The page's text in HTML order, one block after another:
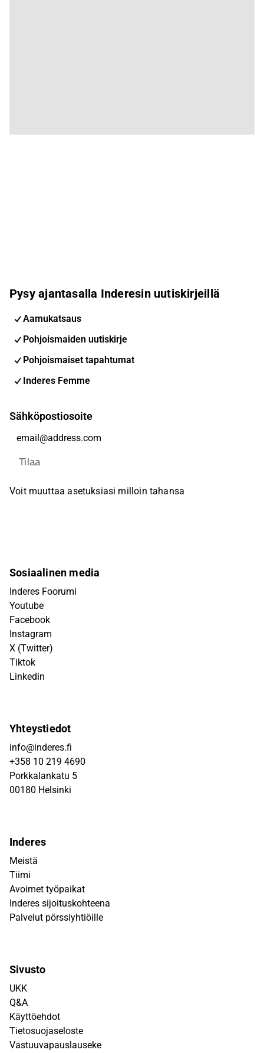
Pysy ajantasalla Inderesin uutiskirjeillä
Aamukatsaus
Pohjoismaiden uutiskirje
Pohjoismaiset tapahtumat
Inderes Femme
Sähköpostiosoite
Tilaa
Voit muuttaa asetuksiasi milloin tahansa
Sosiaalinen media
Inderes Foorumi
Youtube
Facebook
Instagram
X (Twitter)
Tiktok
Linkedin
Yhteystiedot
info@inderes.fi
+358 10 219 4690
Porkkalankatu 5
00180 Helsinki
Inderes
Meistä
Tiimi
Avoimet työpaikat
Inderes sijoituskohteena
Palvelut pörssiyhtiöille
Sivusto
UKK
Q&A
Käyttöehdot
Tietosuojaseloste
Vastuuvapauslauseke